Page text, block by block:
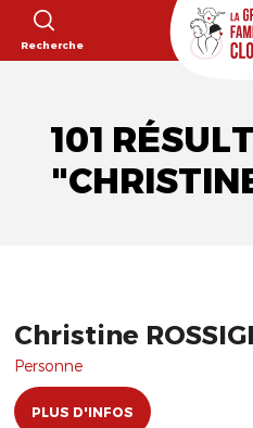
Recherche
101
Christine
Personne
PLUS D'INFOS